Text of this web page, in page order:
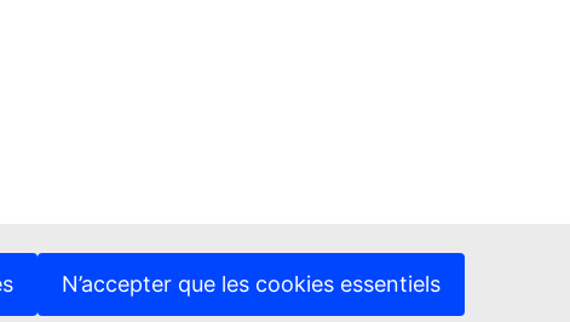
N’accepter que les cookies essentiels